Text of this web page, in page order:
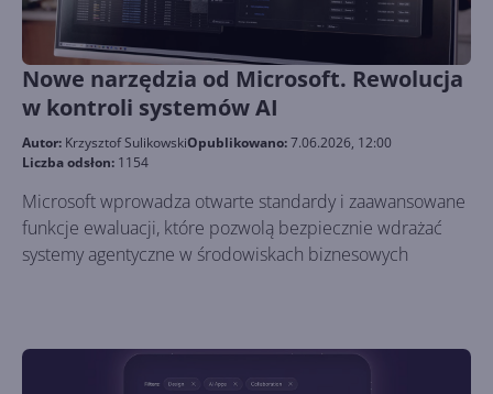
Nowe narzędzia od Microsoft. Rewolucja
w kontroli systemów AI
Autor: Krzysztof SulikowskiOpublikowano:7.06.2026, 12:00
Liczba odsłon: 1154
Microsoft wprowadza otwarte standardy i zaawansowane
funkcje ewaluacji, które pozwolą bezpiecznie wdrażać
systemy agentyczne w środowiskach biznesowych